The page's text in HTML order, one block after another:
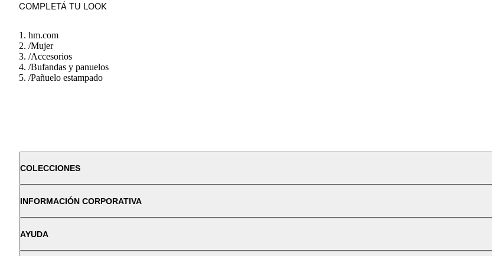
COMPLETÁ TU LOOK
hm.com
/Mujer
/Accesorios
/Bufandas y panuelos
/Pañuelo estampado
COLECCIONES
INFORMACIÓN CORPORATIVA
AYUDA